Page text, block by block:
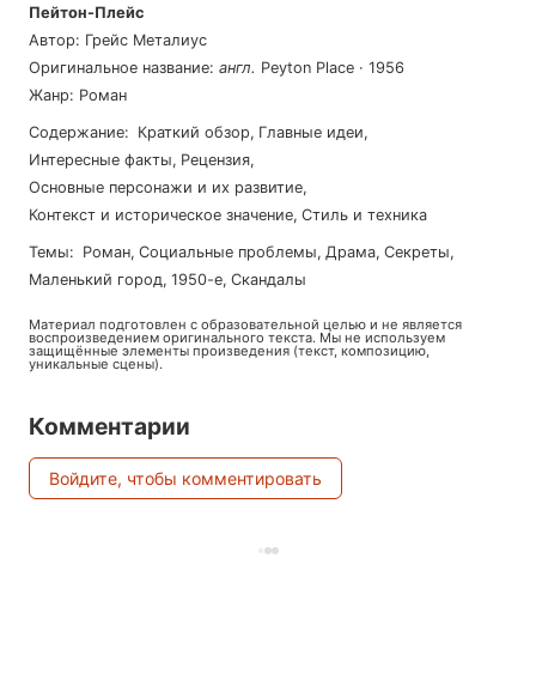
Пейтон-Плейс
Автор: Грейс Металиус
Оригинальное название: англ. Peyton Place · 1956
Жанр: Роман
Содержание: Краткий обзор, Главные идеи,
Интересные факты, Рецензия,
Основные персонажи и их развитие,
Контекст и историческое значение, Стиль и техника
Темы: роман, социальные проблемы, драма, секреты,
маленький город, 1950-е, скандалы
Материал подготовлен с образовательной целью и не является
воспроизведением оригинального текста. Мы не используем
защищённые элементы произведения (текст, композицию,
уникальные сцены).
Комментарии
Войдите, чтобы комментировать